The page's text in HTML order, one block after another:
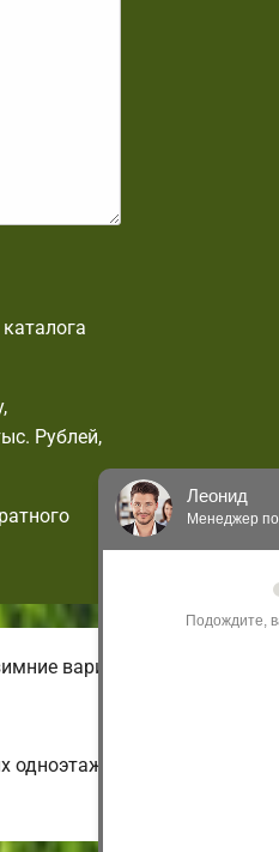
Рублей,
варианты домов.
одноэтажных и экономных до
Леонид
Менеджер
Здравствуйте! Я
акциям и